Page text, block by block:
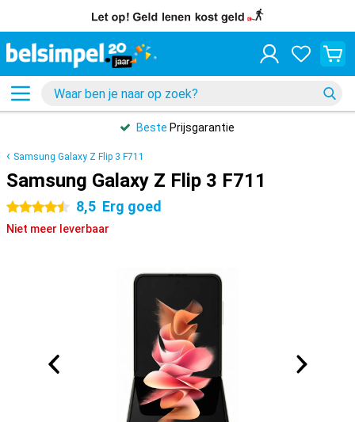
Beste Prijsgarantie
Samsung Galaxy Z Flip 3 F711
Samsung Galaxy Z Flip 3 F711
4.5 sterren 8,5 Erg goed
Niet meer leverbaar